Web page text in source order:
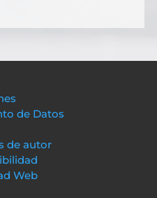
de Datos
de autor
Web